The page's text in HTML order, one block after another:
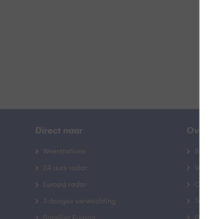
Direct naar
Weerstations
24 uurs radar
Europa radar
7-daagse verwachting
Over
Contact